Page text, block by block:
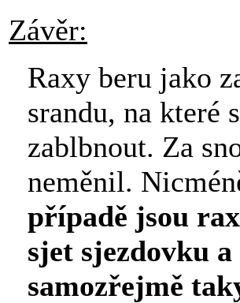
Závěr:
Raxy beru jako
srandu, na které
zablbnout. Za
neměnil.
případě jsou
sjet sjezdovku
samozřejmě